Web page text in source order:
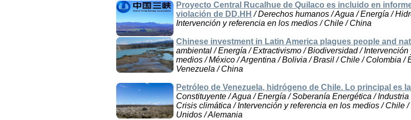
Proyecto Central Rucalhue de Quilaco es incluido en
violación de DD.HH / Derechos humanos / Agua / Energía /
Intervención y referencia en los medios / Chile / China
Chinese investment in Latin America plagues people and
ambiental / Energía / Extractivismo / Biodiversidad /
medios / México / Argentina / Bolivia / Brasil / Chile / Colombia /
Venezuela / China
Petróleo de Venezuela, hidrógeno de Chile. Lo principal es
Constituyente / Agua / Energía / Soberanía Energética /
Crisis climática / Intervención y referencia en los medios / Chile
Unidos / Alemania